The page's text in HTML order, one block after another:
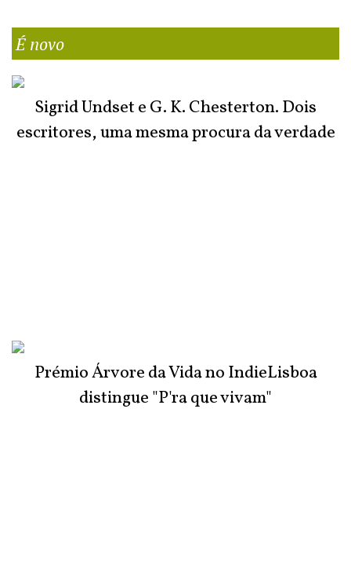
É novo
Sigrid Undset e G. K. Chesterton. Dois
escritores, uma mesma procura da verdade
Prémio Árvore da Vida no IndieLisboa
distingue "P'ra que vivam"